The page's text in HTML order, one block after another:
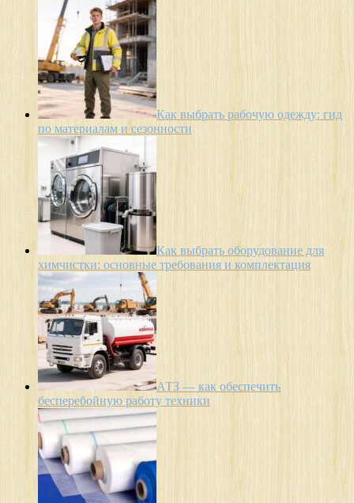
Как выбрать рабочую одежду: гид
по материалам и сезонности
Как выбрать оборудование для
химчистки: основные требования и комплектация
АТЗ — как обеспечить
бесперебойную работу техники